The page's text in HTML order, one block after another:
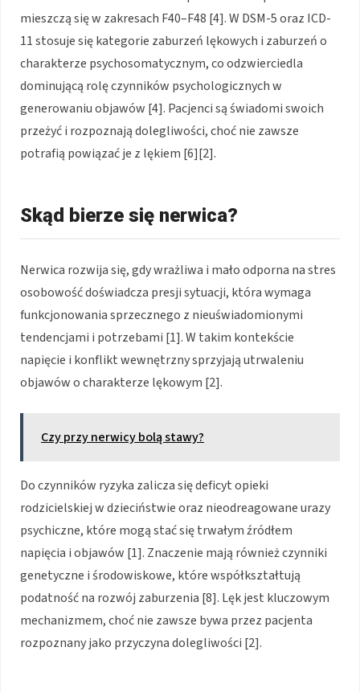
mieszczą się w zakresach F40–F48 [4]. W DSM-5 oraz ICD-
11 stosuje się kategorie zaburzeń lękowych i zaburzeń o
charakterze psychosomatycznym, co odzwierciedla
dominującą rolę czynników psychologicznych w
generowaniu objawów [4]. Pacjenci są świadomi swoich
przeżyć i rozpoznają dolegliwości, choć nie zawsze
potrafią powiązać je z lękiem [6][2].
Skąd bierze się nerwica?
Nerwica rozwija się, gdy wrażliwa i mało odporna na stres
osobowość doświadcza presji sytuacji, która wymaga
funkcjonowania sprzecznego z nieuświadomionymi
tendencjami i potrzebami [1]. W takim kontekście
napięcie i konflikt wewnętrzny sprzyjają utrwaleniu
objawów o charakterze lękowym [2].
Czy przy nerwicy bolą stawy?
Do czynników ryzyka zalicza się deficyt opieki
rodzicielskiej w dzieciństwie oraz nieodreagowane urazy
psychiczne, które mogą stać się trwałym źródłem
napięcia i objawów [1]. Znaczenie mają również czynniki
genetyczne i środowiskowe, które współkształtują
podatność na rozwój zaburzenia [8]. Lęk jest kluczowym
mechanizmem, choć nie zawsze bywa przez pacjenta
rozpoznany jako przyczyna dolegliwości [2].